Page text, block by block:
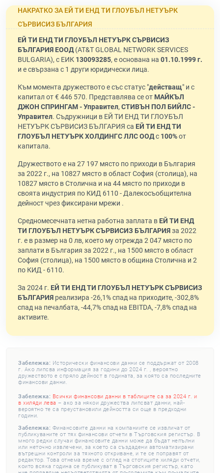
НАКРАТКО ЗА ЕЙ ТИ ЕНД ТИ ГЛОУБЪЛ НЕТУЪРК
СЪРВИСИЗ БЪЛГАРИЯ
ЕЙ ТИ ЕНД ТИ ГЛОУБЪЛ НЕТУЪРК СЪРВИСИЗ
БЪЛГАРИЯ ЕООД(AT&T GLOBAL NETWORK SERVICES
BULGARIA), с ЕИК 130093285, е основана на 01.10.1999 г.
и е свързана с 1 други юридически лица.
Към момента дружеството е със статус "действащ" и с
капитал от € 446 570. Представлява се от МАЙКЪЛ
ДЖОН СПРИНГАМ - Управител, СТИВЪН ПОЛ БИЙЛС -
Управител. Съдружници в ЕЙ ТИ ЕНД ТИ ГЛОУБЪЛ
НЕТУЪРК СЪРВИСИЗ БЪЛГАРИЯ са ЕЙ ТИ ЕНД ТИ
ГЛОУБЪЛ НЕТУЪРК ХОЛДИНГС ЛЛС ООДс 100%от
капитала.
Дружеството е на 27 197 място по приходи в България
за 2022 г., на 10827 място в област София (столица), на
10827 място в Столична и на 44 място по приходи в
своята индустрия по КИД 6110 - Далекосъобщителна
дейност чрез фиксирани мрежи .
Средномесечната нетна работна заплата в ЕЙ ТИ ЕНД
ТИ ГЛОУБЪЛ НЕТУЪРК СЪРВИСИЗ БЪЛГАРИЯза 2022
г. е в размер на 0 лв, което му отрежда 2 047 място по
заплати в България за 2022 г., на 1500 място в област
София (столица), на 1500 място в община Столична и 2
по КИД - 6110.
За 2024 г. ЕЙ ТИ ЕНД ТИ ГЛОУБЪЛ НЕТУЪРК СЪРВИСИЗ
БЪЛГАРИЯ реализира -26,1% спад на приходите, -302,8%
спад на печалбата, -44,7% спад на EBITDA, -7,8% спад на
активите.
Забележка: Исторически финансови данни се поддържат от 2008
г. Ако липсва информация за години до 2024 г. , вероятно
дружеството е спряло дейност в годината, за която са последните
финансови данни.
Забележка: Всички финансови данни в таблиците са за 2024 г. и
в хиляди лева – ако за някои дружества липсват данни, най-
вероятно те са преустановили дейността си още в предходни
години.
Забележка: Финансовите данни на компаниите се извличат от
публикуваните от тях финансови отчети в Търговския регистър. В
много редки случаи финансовите данни може да бъдат непълни
или неточно извлечени, за което са създадени автоматизирани
вътрешни контроли за тяхното откриване, и те се поправят от
редактор. Това отнема време с оглед на стотиците хиляди отчети,
които всяка година се публикуват в Търговския регистър, като